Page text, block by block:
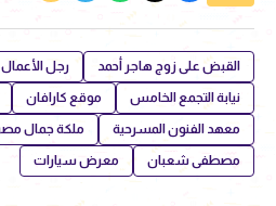
القبض على زوج هاجر أحمد رجل الأعمال
نيابة التجمع الخامس موقع كارافان
معهد الفنون المسرحية ملكة جمال
مصطفى شعبان معرض سيارات